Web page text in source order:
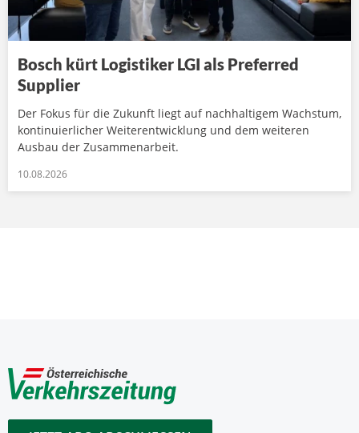
Bosch kürt Logistiker LGI als Preferred
Supplier
Der Fokus für die Zukunft liegt auf nachhaltigem Wachstum,
kontinuierlicher Weiterentwicklung und dem weiteren
Ausbau der Zusammenarbeit.
10.08.2026